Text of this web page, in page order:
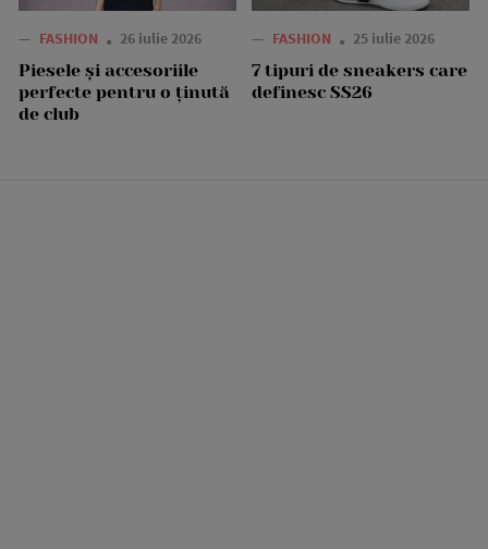
— FASHION 26 iulie 2026
Piesele și accesoriile
perfecte pentru o ținută
de club
— FASHION 25 iulie 2026
7 tipuri de sneakers care
definesc SS26